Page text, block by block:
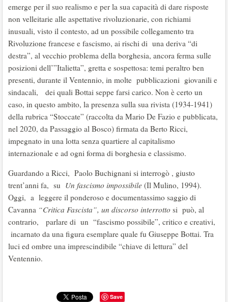
emerge per il suo realismo e per la sua capacità di dare risposte
non velleitarie alle aspettative rivoluzionarie, con richiami
inusuali, visto il contesto, ad un possibile collegamento tra
Rivoluzione francese e fascismo, ai rischi di una deriva “di
destra”, al vecchio problema della borghesia, ancora ferma sulle
posizioni dell’”Italietta”, gretta e sospettosa: temi peraltro ben
presenti, durante il Ventennio, in molte pubblicazioni giovanili e
sindacali, dei quali Bottai seppe farsi carico. Non è certo un
caso, in questo ambito, la presenza sulla sua rivista (1934-1941)
della rubrica “Stoccate” (raccolta da Mario De Fazio e pubblicata,
nel 2020, da Passaggio al Bosco) firmata da Berto Ricci,
impegnato in una lotta senza quartiere al capitalismo
internazionale e ad ogni forma di borghesia e classismo.
Guardando a Ricci, Paolo Buchignani si interrogò , giusto
trent’anni fa, su Un fascismo impossibile (Il Mulino, 1994).
Oggi, a leggere il ponderoso e documentassimo saggio di
Cavanna “Critica Fascista”, un discorso interrotto si può, al
contrario, parlare di un “fascismo possibile”, critico e creativi,
incarnato da una figura esemplare quale fu Giuseppe Bottai. Tra
luci ed ombre una imprescindibile “chiave di lettura” del
Ventennio.
Save